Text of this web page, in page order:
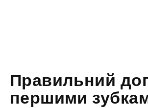
Правильний
першими